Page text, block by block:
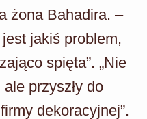
żona Bahadira. –
jakiś problem,
spięta”. „Nie
przyszły do
dekoracyjnej”.